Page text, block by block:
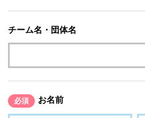
チーム名・団体名
必須 お名前